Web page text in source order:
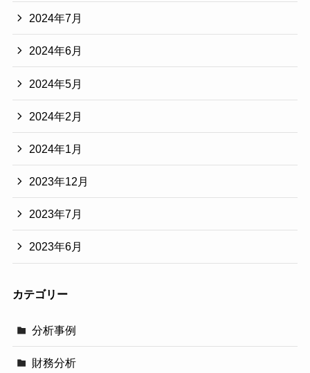
2024年7月
2024年6月
2024年5月
2024年2月
2024年1月
2023年12月
2023年7月
2023年6月
カテゴリー
分析事例
財務分析